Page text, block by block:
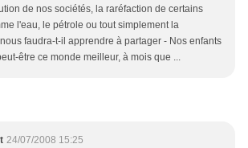
de nos sociétés, la raréfaction de certains
l'eau, le pétrole ou tout simplement la
faudra-t-il apprendre à partager - Nos enfants
être ce monde meilleur, à mois que ...
24/07/2008 15:25